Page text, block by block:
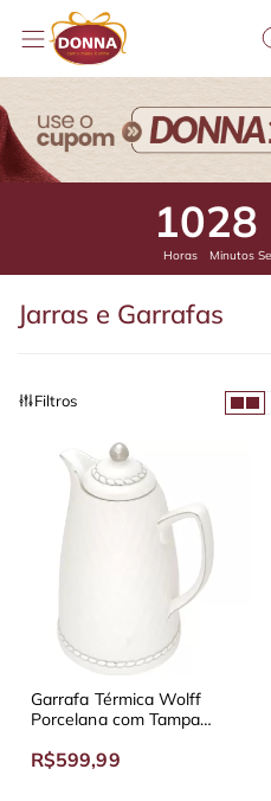
10
Horas
28
Minutos
Jarras e Garrafas
Filtros
Garrafa Térmica Wolff
Porcelana com Tampa
R$599,99